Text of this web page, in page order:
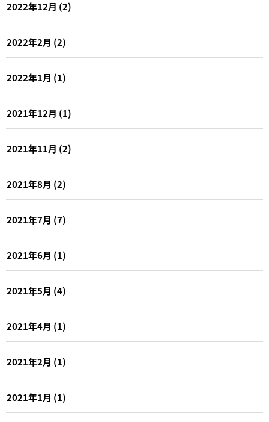
2022年12月 (2)
2022年2月 (2)
2022年1月 (1)
2021年12月 (1)
2021年11月 (2)
2021年8月 (2)
2021年7月 (7)
2021年6月 (1)
2021年5月 (4)
2021年4月 (1)
2021年2月 (1)
2021年1月 (1)